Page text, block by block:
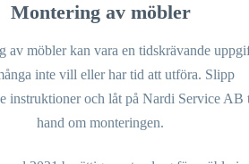
Montering av möbler
av möbler kan vara en tidskrävande
inte vill eller har tid att utföra. Slipp
instruktioner och låt på Nardi Service AB
hand om monteringen.